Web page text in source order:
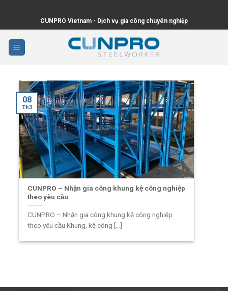
content
CUNPRO Vietnam - Dịch vụ gia công chuyên nghiệp
CUNPRO – Nhận gia công khung kệ công nghiệp
theo yêu cầu
CUNPRO – Nhận gia công khung kệ công nghiệp
theo yêu cầu Khung, kệ công [...]
08
Th3